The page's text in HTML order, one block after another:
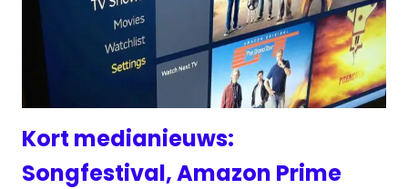
Kort medianieuws:
Songfestival, Amazon Prime